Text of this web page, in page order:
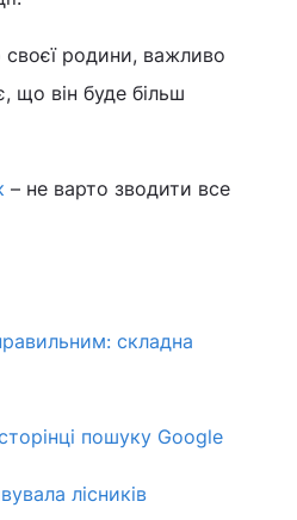
родини, важливо
що він буде більш
– не варто зводити все
складна
пошуку Google
лісників